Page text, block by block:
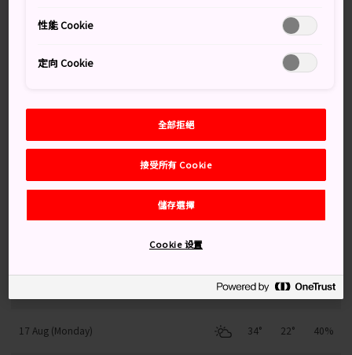
10 Aug (Monday) 21° 60%
11 Aug (Tuesday) 20° 60%
12 Aug (Wednesday) 40%
33° 22° 50%
17 Aug (Monday) 34° 22° 40%
性能 Cookie
定向 Cookie
全部拒絕
接受所有 Cookie
儲存選擇
Cookie 设置